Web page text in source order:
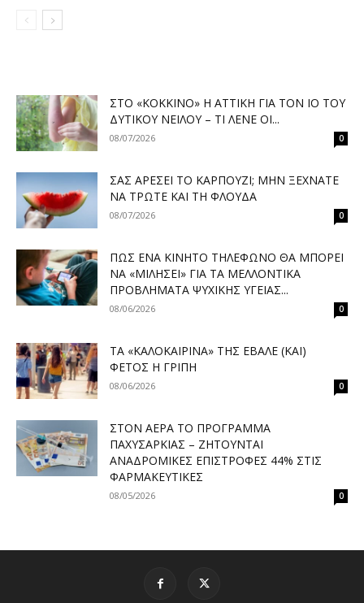
ΣΤΟ «ΚΌΚΚΙΝΟ» Η ΑΤΤΙΚΉ ΓΙΑ ΤΟΝ ΙΌ ΤΟΥ
ΔΥΤΙΚΟΎ ΝΕΊΛΟΥ – ΤΙ ΛΈΝΕ ΟΙ...
08/07/2026 0
ΣΑΣ ΑΡΈΣΕΙ ΤΟ ΚΑΡΠΟΎΖΙ; ΜΗΝ ΞΕΧΝΆΤΕ
ΝΑ ΤΡΏΤΕ ΚΑΙ ΤΗ ΦΛΟΎΔΑ
08/07/2026 0
ΠΏΣ ΈΝΑ ΚΙΝΗΤΌ ΤΗΛΈΦΩΝΟ ΘΑ ΜΠΟΡΕΊ
ΝΑ «ΜΙΛΉΣΕΙ» ΓΙΑ ΤΑ ΜΕΛΛΟΝΤΙΚΆ
ΠΡΟΒΛΉΜΑΤΑ ΨΥΧΙΚΉΣ ΥΓΕΊΑΣ...
08/06/2026 0
ΤΑ «ΚΑΛΟΚΑΙΡΙΝΆ» ΤΗΣ ΈΒΑΛΕ (ΚΑΙ)
ΦΈΤΟΣ Η ΓΡΊΠΗ
08/06/2026 0
ΣΤΟΝ ΑΈΡΑ ΤΟ ΠΡΌΓΡΑΜΜΑ
ΠΑΧΥΣΑΡΚΊΑΣ – ΖΗΤΟΎΝΤΑΙ
ΑΝΑΔΡΟΜΙΚΈΣ ΕΠΙΣΤΡΟΦΈΣ 44% ΣΤΙΣ
ΦΑΡΜΑΚΕΥΤΙΚΈΣ
08/05/2026 0